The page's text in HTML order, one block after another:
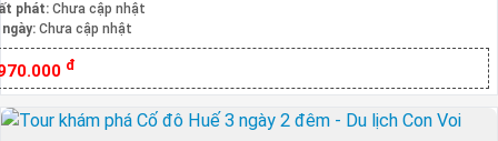
phát: Chưa cập nhật
Chưa cập nhật
đ